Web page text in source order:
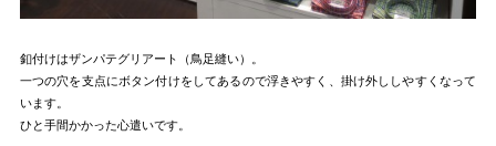
釦付けはザンパテグリアート（鳥足縫い）。
一つの穴を支点にボタン付けをしてあるので浮きやすく、掛け外ししやすくなって
います。
ひと手間かかった心遣いです。